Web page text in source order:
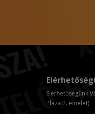
Elérhetőségünk
Plaza 2. emelet)